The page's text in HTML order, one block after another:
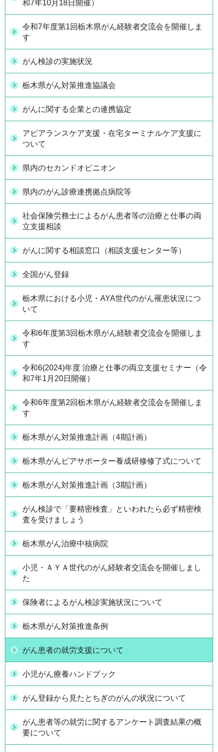
和7年10月18日開催）
令和7年度第1回栃木県がん経験者交流会を開催しま
す
がん検診の実施状況
栃木県がん対策推進協議会
がんに関する企業との連携協定
アピアランスケア支援・在宅ターミナルケア支援に
ついて
県内のセカンドオピニオン
県内のがん診療連携拠点病院等
社会保険労務士によるがん患者等の治療と仕事の両
立支援相談
がんに関する相談窓口（相談支援センター等）
全国がん登録
栃木県における小児・AYA世代のがん罹患状況につ
いて
令和6年度第3回栃木県がん経験者交流会を開催しま
す
令和6(2024)年度 治療と仕事の両立支援セミナー（令
和7年1月20日開催）
令和6年度第2回栃木県がん経験者交流会を開催しま
す
栃木県がん対策推進計画（4期計画）
栃木県がんピアサポーター養成研修修了式について
栃木県がん対策推進計画（3期計画）
がん検診で「要精密検査」といわれたら必ず精密検
査を受けましょう
栃木県がん治療中核病院
小児・ＡＹＡ世代のがん経験者交流会を開催しまし
た
保険者によるがん検診実施状況について
栃木県がん対策推進条例
がん患者の就労支援について
小児がん療養ハンドブック
がん登録から見たとちぎのがんの状況について
がん患者等の就労に関するアンケート調査結果の概
要について